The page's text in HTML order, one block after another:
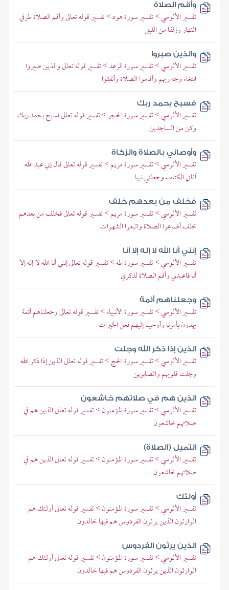
وأقم الصلاة
تفسير الألوسي > تفسير سورة هود > تفسير قوله تعالى وأقم الصلاة طرفي
النهار وزلفا من الليل
والذين صبروا
تفسير الألوسي > تفسير سورة الرعد > تفسير قوله تعالى والذين صبروا
ابتغاء وجه ربهم وأقاموا الصلاة وأنفقوا
فسبح بحمد ربك
تفسير الألوسي > تفسير سورة الحجر > تفسير قوله تعالى فسبح بحمد ربك
وكن من الساجدين
وأوصاني بالصلاة والزكاة
تفسير الألوسي > تفسير سورة مريم > تفسير قوله تعالى قال إني عبد الله
آتاني الكتاب وجعلني نبيا
فخلف من بعدهم خلف
تفسير الألوسي > تفسير سورة مريم > تفسير قوله تعالى فخلف من بعدهم
خلف أضاعوا الصلاة واتبعوا الشهوات
إنني أنا الله لا إله إلا أنا
تفسير الألوسي > تفسير سورة طه > تفسير قوله تعالى إنني أنا الله لا إله إلا
أنا فاعبدني وأقم الصلاة لذكري
وجعلناهم أئمة
تفسير الألوسي > تفسير سورة الأنبياء > تفسير قوله تعالى وجعلناهم أئمة
يهدون بأمرنا وأوحينا إليهم فعل الخيرات
الذين إذا ذكر الله وجلت
تفسير الألوسي > تفسير سورة الحج > تفسير قوله تعالى الذين إذا ذكر الله
وجلت قلوبهم والصابرين
الذين هم في صلاتهم خاشعون
تفسير الألوسي > تفسير سورة المؤمنون > تفسير قوله تعالى الذين هم في
صلاتهم خاشعون
التميل (الصلاة)
تفسير الألوسي > تفسير سورة المؤمنون > تفسير قوله تعالى الذين هم في
صلاتهم خاشعون
أولئك
تفسير الألوسي > تفسير سورة المؤمنون > تفسير قوله تعالى أولئك هم
الوارثون الذين يرثون الفردوس هم فيها خالدون
الذين يرثون الفردوس
تفسير الألوسي > تفسير سورة المؤمنون > تفسير قوله تعالى أولئك هم
الوارثون الذين يرثون الفردوس هم فيها خالدون